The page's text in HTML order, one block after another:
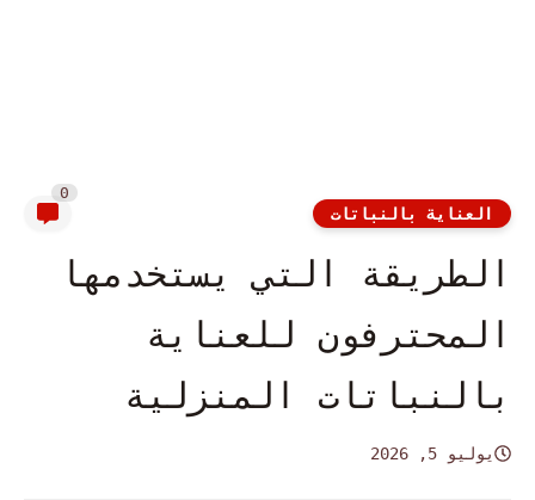
العناية بالنباتات
0
الطريقة التي يستخدمها
المحترفون للعناية
بالنباتات المنزلية
يوليو 5, 2026